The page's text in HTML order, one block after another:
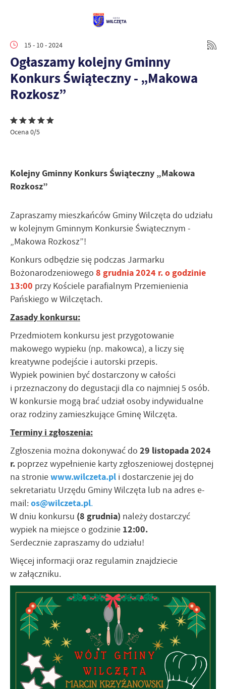
15 - 10 - 2024
Ogłaszamy kolejny Gminny
Konkurs Świąteczny - „Makowa
Rozkosz”
Ocena 0/5
Kolejny Gminny Konkurs Świąteczny „Makowa
Rozkosz”
Zapraszamy mieszkańców Gminy Wilczęta do udziału
w kolejnym Gminnym Konkursie Świątecznym -
„Makowa Rozkosz”!
Konkurs odbędzie się podczas Jarmarku
Bożonarodzeniowego 8 grudnia 2024 r. o godzinie
13:00 przy Kościele parafialnym Przemienienia
Pańskiego w Wilczętach.
Zasady konkursu:
Przedmiotem konkursu jest przygotowanie
makowego wypieku (np. makowca), a liczy się
kreatywne podejście i autorski przepis.
Wypiek powinien być dostarczony w całości
i przeznaczony do degustacji dla co najmniej 5 osób.
W konkursie mogą brać udział osoby indywidualne
oraz rodziny zamieszkujące Gminę Wilczęta.
Terminy i zgłoszenia:
Zgłoszenia można dokonywać do 29 listopada 2024
r. poprzez wypełnienie karty zgłoszeniowej dostępnej
na stroniewww.wilczeta.pl i dostarczenie jej do
sekretariatu Urzędu Gminy Wilczęta lub na adres e-
mail:os@wilczeta.pl.
W dniu konkursu (8 grudnia) należy dostarczyć
wypiek na miejsce o godzinie 12:00.
Serdecznie zapraszamy do udziału!
Więcej informacji oraz regulamin znajdziecie
w załączniku.